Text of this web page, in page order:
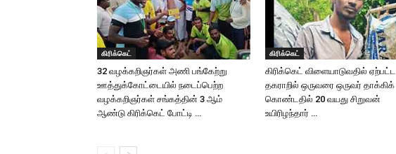
கிரிக்கெட்
32 வழக்கறிஞர்கள் அணி பங்கேற்று
ஊத்துக்கோட்டையில் நடைப்பெற்ற
வழக்கறிஞர்கள் சங்கத்தின் 3 ஆம்
ஆண்டு கிரிக்கெட் போட்டி …
கிரிக்கெட்
கிரிக்கெட் விளையாடுவதில் ஏற்பட்ட
தகராறில் ஒருவரை ஒருவர் தாக்கிக்
கொண்டதில் 20 வயது சிறுவன்
உயிரிழந்தார் …